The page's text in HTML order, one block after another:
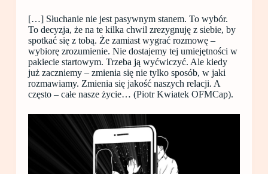
[…] Słuchanie nie jest pasywnym stanem. To wybór.
To decyzja, że na te kilka chwil zrezygnuję z siebie, by
spotkać się z tobą. Że zamiast wygrać rozmowę –
wybiorę zrozumienie. Nie dostajemy tej umiejętności w
pakiecie startowym. Trzeba ją wyćwiczyć. Ale kiedy
już zaczniemy – zmienia się nie tylko sposób, w jaki
rozmawiamy. Zmienia się jakość naszych relacji. A
często – całe nasze życie… (Piotr Kwiatek OFMCap).